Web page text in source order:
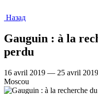
Назад
Gauguin : à la
perdu
16 avril 2019 — 25 avril 2019
Moscou